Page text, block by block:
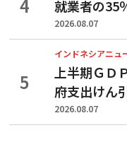
就業者の35
2026.08.07
インドネシアニュ
上半期ＧＤ
府支出けん
2026.08.07